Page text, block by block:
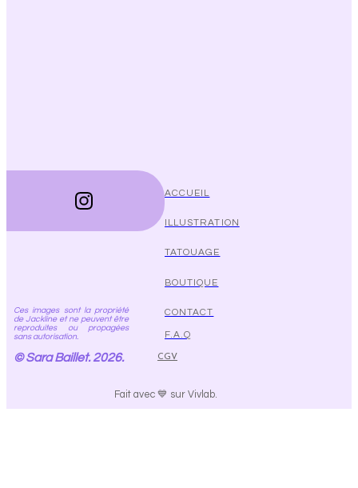
ACCUEIL
TATOUAGE
ILLUSTRATION
BOUTIQUE
CGV
F.A.Q
CONTACT
Ces images sont la propriété
de Jackline et ne peuvent être
reproduites ou propagées
sans autorisation.
© Sara Baillet. 2026.
Fait avec 💙 sur Vivlab.